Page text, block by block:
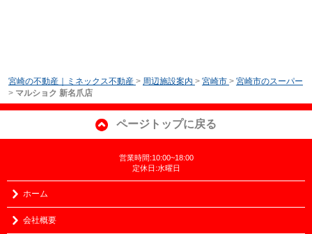
宮崎の不動産｜ミネックス不動産 > 周辺施設案内 > 宮崎市 > 宮崎市のスーパー
> マルショク 新名爪店
ページトップに戻る
営業時間:10:00~18:00
定休日:水曜日
ホーム
会社概要